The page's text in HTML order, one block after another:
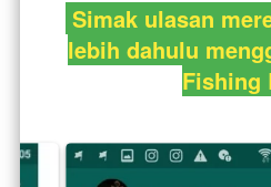
Simak ulasan
lebih dahulu
Fishing